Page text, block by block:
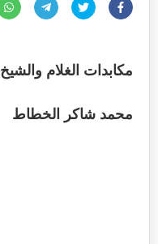
مكابدات الغلام والشيخ
محمد شاكر الخطاط